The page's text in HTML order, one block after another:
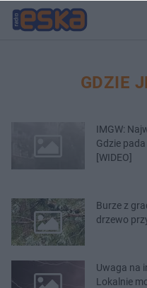
GDZIE
IMGW:
Gdzie
[WIDEO]
Burze z
drzewo
Uwaga na
Lokalnie